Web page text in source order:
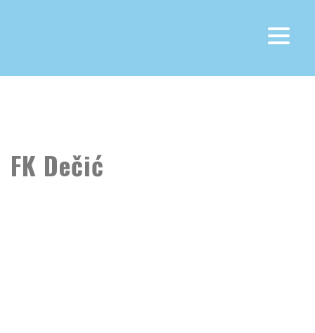
FK Dečić